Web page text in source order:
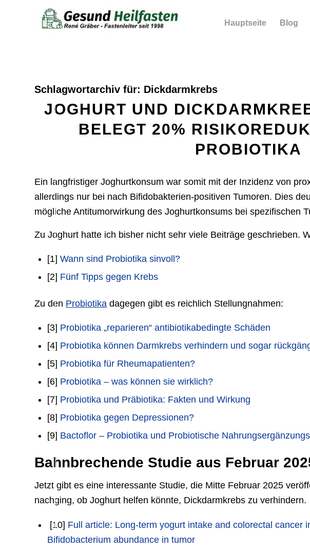
Hauptseite Blog
Schlagwortarchiv für: Dickdarmkrebs
JOGHURT UND
BELEGT 20%
PROBIOTIKA
Ein langfristiger Joghurtkonsum war somit mit der Inzidenz von
allerdings nur bei nach Bifidobakterien-positiven Tumoren. Dies
mögliche Antitumorwirkung des Joghurtkonsums bei spezifischen
Zu Joghurt hatte ich bisher nicht sehr viele Beiträge geschrieben.
[1] Wann sind Probiotika sinvoll?
[2] Fünf Tipps gegen Krebs
Zu den Probiotika dagegen gibt es reichlich Stellungnahmen:
[3] Probiotika „reparieren“ antibiotikabedingte Schäden
[4] Probiotika können Darmkrebs verhindern und sogar
[5] Probiotika für Rheumapatienten?
[6] Probiotika – was können sie wirklich?
[7] Probiotika und Präbiotika: Fakten und Wirkung
[8] Probiotika gegen Depressionen?
[9] Bactoflor – Probiotika und Probiotische
Bahnbrechende Studie aus Februar
Jetzt gibt es eine interessante Studie, die Mitte Februar 2025
nachging, ob Joghurt helfen könnte, Dickdarmkrebs zu verhindern.
[10] Full article: Long-term yogurt intake and colorectal cancer
Bifidobacterium abundance in tumor